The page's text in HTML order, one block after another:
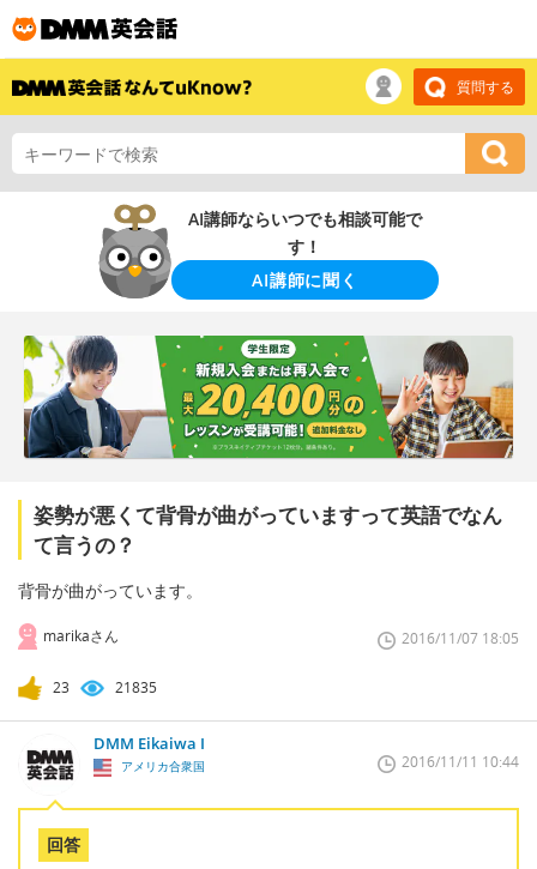
質問する
AI講師ならいつでも相談可能で
す！
AI講師に聞く
姿勢が悪くて背骨が曲がっていますって英語でなん
て言うの？
背骨が曲がっています。
marikaさん 2016/11/07 18:05
23 21835
DMM Eikaiwa I
アメリカ合衆国 2016/11/11 10:44
回答